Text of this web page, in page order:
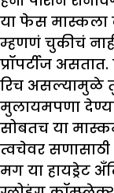
या फेस मास्कला
म्हणणं चुकीचं
प्रॉपर्टीज
रिच असल्यामुळे
मुलायमपणा
सोबतच या
त्वचेवर
मग या हायड्रेट